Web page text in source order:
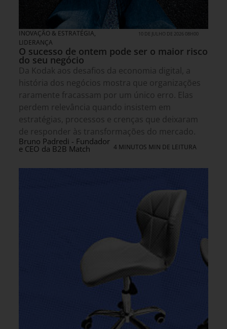
INOVAÇÃO & ESTRATÉGIA,
LIDERANÇA
10 DE JULHO DE 2026 08H00
O sucesso de ontem pode ser o maior risco
do seu negócio
Da Kodak aos desafios da economia digital, a
história dos negócios mostra que organizações
raramente fracassam por um único erro. Elas
perdem relevância quando insistem em
estratégias, processos e crenças que deixaram
de responder às transformações do mercado.
Bruno Padredi - Fundador
e CEO da B2B Match 4 MINUTOS MIN DE LEITURA